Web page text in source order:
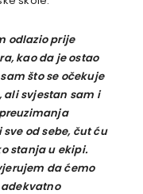
odlazio prije
kao da je ostao
što se očekuje
ali svjestan sam i
od sebe, čut ću
stanja u ekipi.
da ćemo